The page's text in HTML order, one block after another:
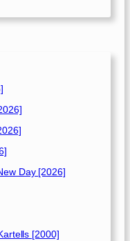
Day [2026]
[2000]